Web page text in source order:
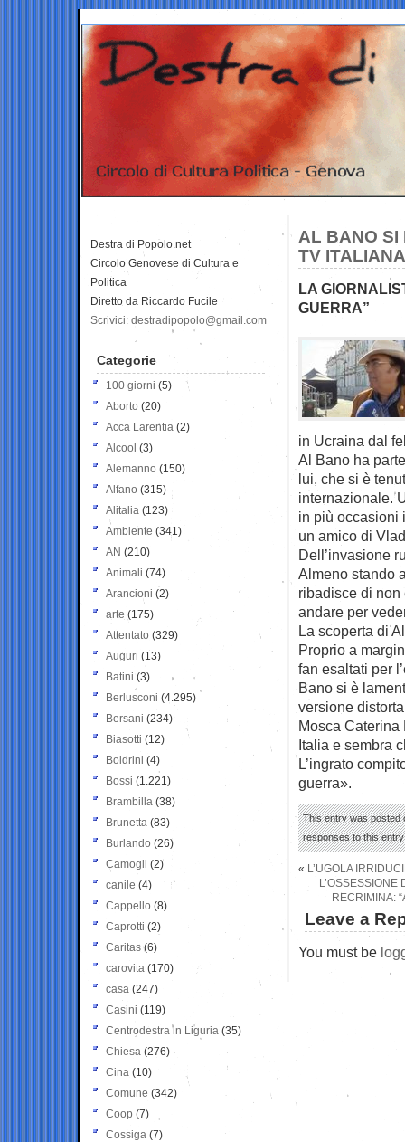
AL BANO SI
TV
LA
GUERRA”
in Ucraina dal
Al Bano ha
lui, che si è
internazionale.
in più occasioni
un amico di
Dell’invasione
Almeno stando
ribadisce di
andare per
La scoperta di
Proprio a
fan esaltati per
Bano si è
versione
Mosca
Italia e sembra
L’ingrato
guerra».
This entry was posted
responses to this
« L’UGOLA
RECRIMINA:
Leave a
You must be
Destra di Popolo.net
Circolo Genovese di Cultura e
Politica
Diretto da Riccardo Fucile
Scrivici: destradipopolo@gmail.com
Categorie
100 giorni (5)
Aborto (20)
Acca Larentia (2)
Alcool (3)
Alemanno (150)
Alfano (315)
Alitalia (123)
Ambiente (341)
AN (210)
Animali (74)
Arancioni (2)
arte (175)
Attentato (329)
Auguri (13)
Batini (3)
Berlusconi (4.295)
Bersani (234)
Biasotti (12)
Boldrini (4)
Bossi (1.221)
Brambilla (38)
Brunetta (83)
Burlando (26)
Camogli (2)
canile (4)
Cappello (8)
Caprotti (2)
Caritas (6)
carovita (170)
casa (247)
Casini (119)
Centrodestra in Liguria (35)
Chiesa (276)
Cina (10)
Comune (342)
Coop (7)
Cossiga (7)